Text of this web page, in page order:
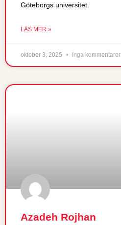
Göteborgs universitet.
LÄS MER »
oktober 3, 2025 Inga kommentarer
Azadeh Rojhan